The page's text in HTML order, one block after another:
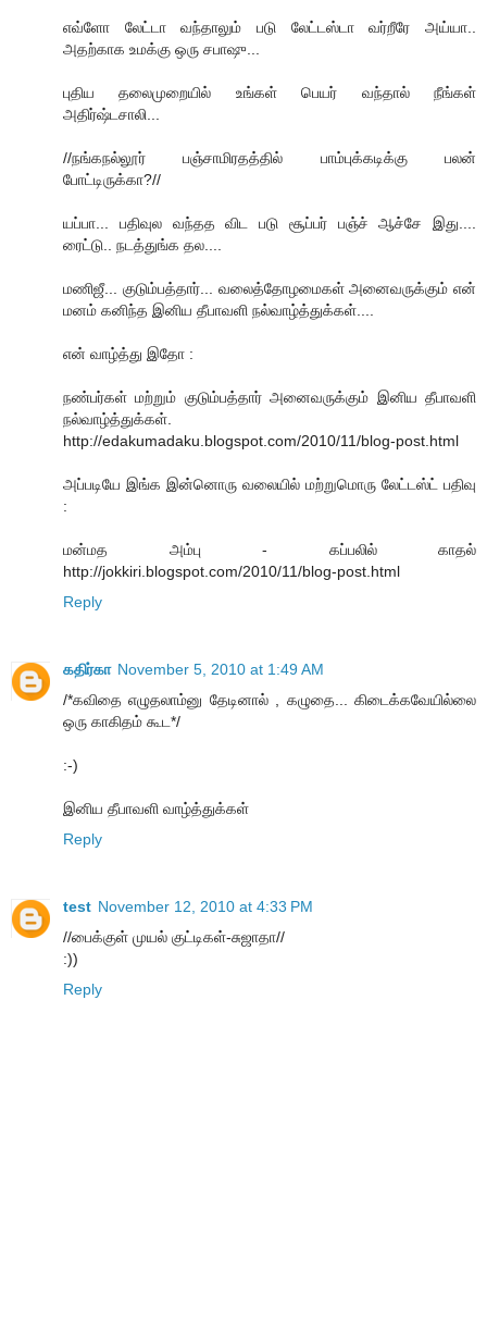
எவ்ளோ லேட்டா வந்தாலும் படு லேட்டஸ்டா வர்றீரே அய்யா..
அதற்காக உமக்கு ஒரு சபாஷு...
புதிய தலைமுறையில் உங்கள் பெயர் வந்தால் நீங்கள்
அதிர்ஷ்டசாலி...
//நங்கநல்லூர் பஞ்சாமிரதத்தில் பாம்புக்கடிக்கு பலன்
போட்டிருக்கா?//
யப்பா... பதிவுல வந்தத விட படு சூப்பர் பஞ்ச் ஆச்சே இது....
ரைட்டு.. நடத்துங்க தல....
மணிஜீ... குடும்பத்தார்... வலைத்தோழமைகள் அனைவருக்கும் என்
மனம் கனிந்த இனிய தீபாவளி நல்வாழ்த்துக்கள்....
என் வாழ்த்து இதோ :
ந‌ண்ப‌ர்க‌ள் மற்றும் குடும்பத்தார் அனைவருக்கும் இனிய‌ தீபாவ‌ளி
ந‌ல்வாழ்த்துக்க‌ள்.
http://edakumadaku.blogspot.com/2010/11/blog-post.html
அப்படியே இங்க இன்னொரு வலையில் மற்றுமொரு லேட்டஸ்ட் பதிவு
:
மன்மத அம்பு - கப்பலில் காதல்
http://jokkiri.blogspot.com/2010/11/blog-post.html
Reply
கதிர்கா November 5, 2010 at 1:49 AM
/*கவிதை எழுதலாம்னு தேடினால் , கழுதை... கிடைக்கவேயில்லை
ஒரு காகிதம் கூட*/
:-)
இனிய தீபாவளி வாழ்த்துக்கள்
Reply
test November 12, 2010 at 4:33 PM
//பைக்குள் முயல் குட்டிகள்-சுஜாதா//
:))
Reply